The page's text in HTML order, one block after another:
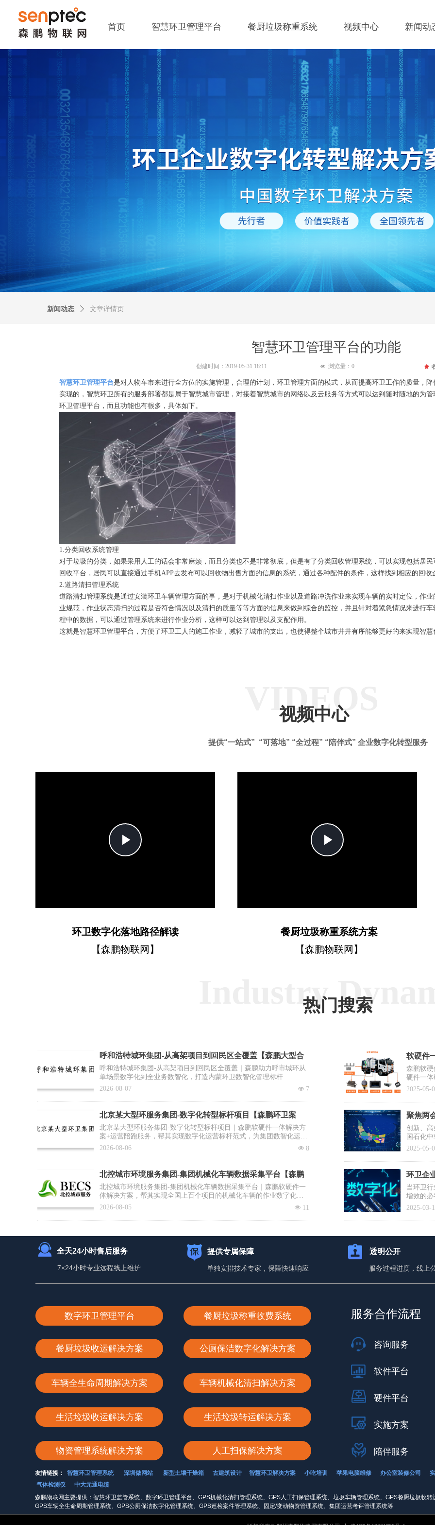
首页 智慧环卫管理平台 餐厨垃圾称重系统 视频中心 新闻动
智慧环卫管理平台的功能
智慧环卫管理平台是对人物车市来进行全方位的实施管理，合理的计划，环卫管理方面的模式，从而提高环卫工作的质量，
实现的，智慧环卫所有的服务部署都是属于智慧城市管理，对接着智慧城市的网络以及云服务等方式可以达到随时随地的为
环卫管理平台，而且功能也有很多，具体如下。
1.分类回收系统管理
对于垃圾的分类，如果采用人工的话会非常麻烦，而且分类也不是非常彻底，但是有了分类回收管理系统，可以实现包括居
回收平台，居民可以直接通过手机APP去发布可以回收物出售方面的信息的系统，通过各种配件的条件，这样找到相应的回
2.道路清扫管理系统
道路清扫管理系统是通过安装环卫车辆管理方面的事，是对于机械化清扫作业以及道路冲洗作业来实现车辆的实时定位，作
业规范，作业状态清扫的过程是否符合情况以及清扫的质量等等方面的信息来做到综合的监控，并且针对着紧急情况来进行
程中的数据，可以通过管理系统来进行作业分析，这样可以达到管理以及支配作用。
这就是智慧环卫管理平台，方便了环卫工人的施工作业，减轻了城市的支出，也使得整个城市井井有序能够更好的来实现智
新闻动态 ꄲ 文章详情页
创建时间： 2019-05-31 18:11 넶 浏览量： 0 끄
提供“一站式” “可落地” “全过程” “陪伴式” 企业数字化转型服务
VIDEOS
视频中心
Play
环卫数字化落地路径解读
【森鹏物联网】
Play
餐厨垃圾称重系统方案
【森鹏物联网】
呼和浩特城环集团-从高架项目到回民区全覆盖【森鹏大型合
作案例】
呼和浩特城环集团-从高架项目到回民区全覆盖｜森鹏助力呼市城环从
单场景数字化到全业务数智化，打造内蒙环卫数智化管理标杆
넶 7
2026-08-07
北京某大型环服务集团-数字化转型标杆项目【森鹏环卫案
例】
北京某大型环服务集团-数字化转型标杆项目｜森鹏软硬件一体解决方
案+运营陪跑服务，帮其实现数字化运营标杆范式，为集团数智化运营
推广复制提供标杆范式
넶 8
2026-08-06
北控城市环境服务集团-集团机械化车辆数据采集平台【森鹏
合作案例】
北控城市环境服务集团-集团机械化车辆数据采集平台｜森鹏软硬件一
体解决方案，帮其实现全国上百个项目的机械化车辆的作业数字化，
为集团数智化运营打好基础
넶 11
2026-08-05
Industry热门搜索
软硬件
森鹏软
硬件一
出
2025-05-
聚焦两
创新、
国石化
需要企
士、清
降低前
2025-05-
环卫企
当环卫
增效的必
入百万
你打赢这
2025-03-
森鹏物联网主要提供：智慧环卫监管系统、数字环卫管理平台、GPS机械化清扫管理系统、GPS人工扫保管理系统、垃圾车辆管理系统、GPS餐厨垃圾收
GPS车辆全生命周期管理系统、GPS公厕保洁数字化管理系统、GPS巡检案件管理系统、固定/变动物资管理系统、集团运营考评管理系统等
全天24小时售后服务
7×24小时专业远程线上维护
提供专属保障
单独安排技术专家，保障快速响应 服务过程进度，线上
透明公开
数字环卫管理平台 餐厨垃圾称重收费系统
餐厨垃圾收运解决方案 公厕保洁数字化解决方案
车辆全生命周期解决方案 车辆机械化清扫解决方案
生活垃圾收运解决方案 生活垃圾转运解决方案
物资管理系统解决方案 人工扫保解决方案
咨询服务
软件平台
硬件平台
实施方案
陪伴服务
服务合作流程
友情链接： 智慧环卫管理系统 深圳做网站 新型土壤干燥箱 古建筑设计 智慧环卫解决方案 小吃培训 苹果电脑维修 办公室装修公司
气体检测仪 中大元通电缆